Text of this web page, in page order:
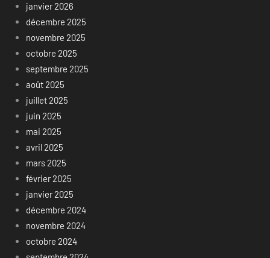
janvier 2026
décembre 2025
novembre 2025
octobre 2025
septembre 2025
août 2025
juillet 2025
juin 2025
mai 2025
avril 2025
mars 2025
février 2025
janvier 2025
décembre 2024
novembre 2024
octobre 2024